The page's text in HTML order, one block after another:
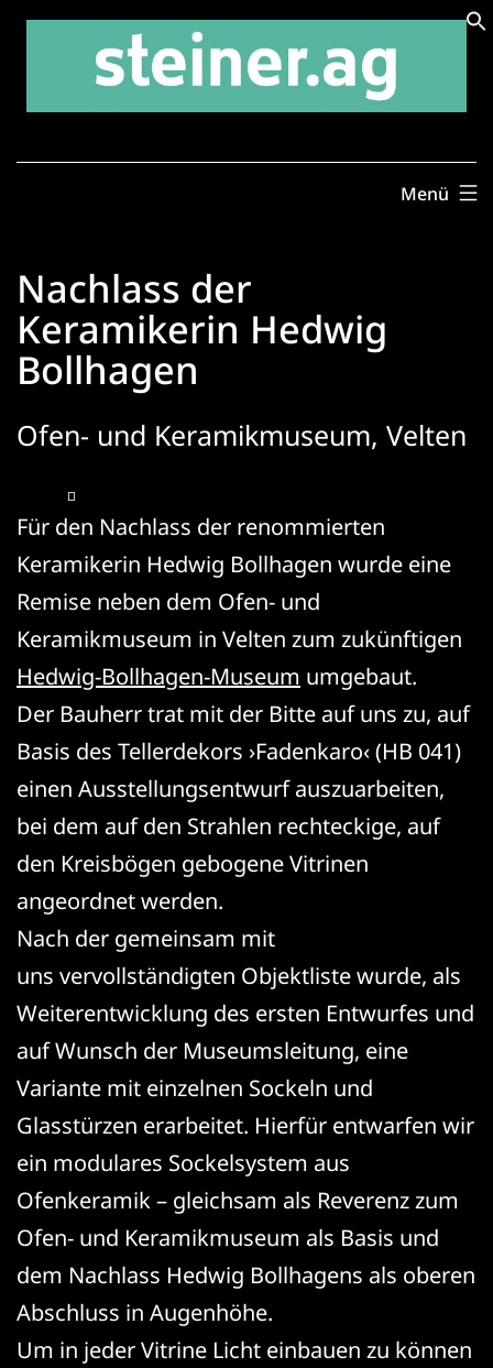
Zum
Menü
Nachlass der
Keramikerin Hedwig
Bollhagen
Ofen- und Keramikmuseum, Velten
Für den Nachlass der renommierten
Keramikerin Hedwig Bollhagen wurde eine
Remise neben dem Ofen- und
Keramikmuseum in Velten zum zukünftigen
Hedwig-Bollhagen-Museum umgebaut.
Der Bauherr trat mit der Bitte auf uns zu, auf
Basis des Tellerdekors ›Fadenkaro‹ (HB 041)
einen Ausstellungsentwurf auszuarbeiten,
bei dem auf den Strahlen rechteckige, auf
den Kreisbögen gebogene Vitrinen
angeordnet werden.
Nach der gemeinsam mit
uns vervollständigten Objektliste wurde, als
Weiterentwicklung des ersten Entwurfes und
auf Wunsch der Museumsleitung, eine
Variante mit einzelnen Sockeln und
Glasstürzen erarbeitet. Hierfür entwarfen wir
ein modulares Sockelsystem aus
Ofenkeramik – gleichsam als Reverenz zum
Ofen- und Keramikmuseum als Basis und
dem Nachlass Hedwig Bollhagens als oberen
Abschluss in Augenhöhe.
Um in jeder Vitrine Licht einbauen zu können